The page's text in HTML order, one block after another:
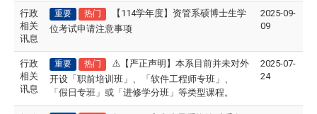
行政
相关
讯息
重要 热门
【114学年度】资管系硕博士生学
位考试申请注意事项
2025-09-
09
行政
相关
讯息
重要 热门 ⚠【严正声明】本系目前并未对外
开设「职前培训班」、「软件工程师专班」、
「假日专班」或「进修学分班」等类型课程。
2025-07-
24